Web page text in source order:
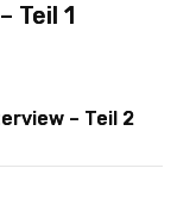
Teil 1
– Teil 2